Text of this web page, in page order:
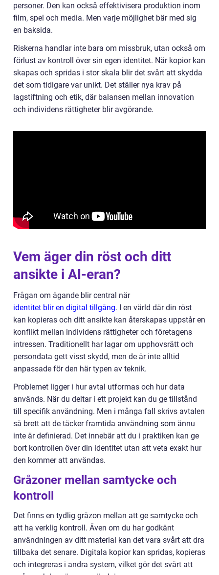
personer. Den kan också effektivisera produktion inom
film, spel och media. Men varje möjlighet bär med sig
en baksida.
Riskerna handlar inte bara om missbruk, utan också om
förlust av kontroll över sin egen identitet. När kopior kan
skapas och spridas i stor skala blir det svårt att skydda
det som tidigare var unikt. Det ställer nya krav på
lagstiftning och etik, där balansen mellan innovation
och individens rättigheter blir avgörande.
Vem äger din röst och ditt
ansikte i AI-eran?
Frågan om ägande blir central när
identitet blir en digital tillgång. I en värld där din röst
kan kopieras och ditt ansikte kan återskapas uppstår en
konflikt mellan individens rättigheter och företagens
intressen. Traditionellt har lagar om upphovsrätt och
persondata gett visst skydd, men de är inte alltid
anpassade för den här typen av teknik.
Problemet ligger i hur avtal utformas och hur data
används. När du deltar i ett projekt kan du ge tillstånd
till specifik användning. Men i många fall skrivs avtalen
så brett att de täcker framtida användning som ännu
inte är definierad. Det innebär att du i praktiken kan ge
bort kontrollen över din identitet utan att veta exakt hur
den kommer att användas.
Gråzoner mellan samtycke och
kontroll
Det finns en tydlig gråzon mellan att ge samtycke och
att ha verklig kontroll. Även om du har godkänt
användningen av ditt material kan det vara svårt att dra
tillbaka det senare. Digitala kopior kan spridas, kopieras
och integreras i andra system, vilket gör det svårt att